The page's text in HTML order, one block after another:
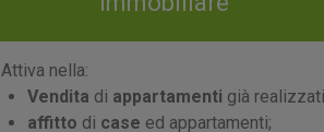
Attiva nella:
Vendita di appartamenti già
affitto di case ed appartamenti;